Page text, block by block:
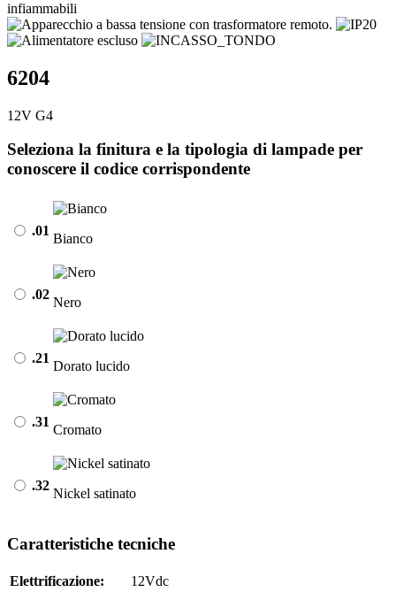
6204
12V G4
Seleziona la finitura e la tipologia di lampade per
conoscere il codice corrispondente
.01
Bianco
.02
Nero
.21
Dorato lucido
.31
Cromato
.32
Nickel satinato
Caratteristiche tecniche
Elettrificazione:
12Vdc